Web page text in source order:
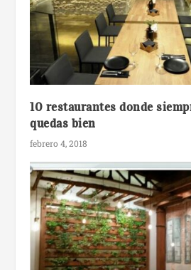
10 restaurantes donde
quedas bien
febrero 4, 2018